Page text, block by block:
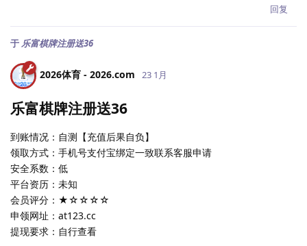
回复
于乐富棋牌注册送36
2026体育 - 2026.​com 23 1月
乐富棋牌注册送36
到账情况：自测【充值后果自负】
领取方式：手机号支付宝绑定一致联系客服申请
安全系数：低
平台资历：未知
会员评分：★☆☆☆☆
申领网址：at123.cc
提现要求：自行查看